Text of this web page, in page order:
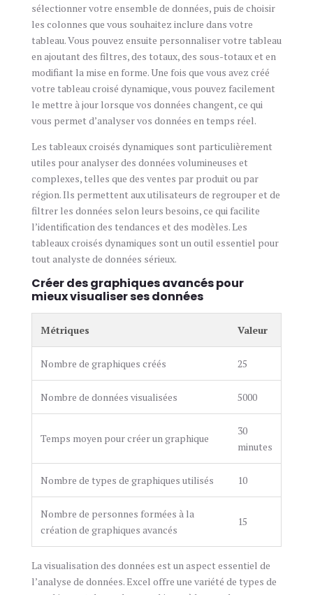
sélectionner votre ensemble de données, puis de choisir
les colonnes que vous souhaitez inclure dans votre
tableau. Vous pouvez ensuite personnaliser votre tableau
en ajoutant des filtres, des totaux, des sous-totaux et en
modifiant la mise en forme. Une fois que vous avez créé
votre tableau croisé dynamique, vous pouvez facilement
le mettre à jour lorsque vos données changent, ce qui
vous permet d’analyser vos données en temps réel.
Les tableaux croisés dynamiques sont particulièrement
utiles pour analyser des données volumineuses et
complexes, telles que des ventes par produit ou par
région. Ils permettent aux utilisateurs de regrouper et de
filtrer les données selon leurs besoins, ce qui facilite
l’identification des tendances et des modèles. Les
tableaux croisés dynamiques sont un outil essentiel pour
tout analyste de données sérieux.
Créer des graphiques avancés pour
mieux visualiser ses données
Métriques Valeur
Nombre de graphiques créés 25
Nombre de données visualisées 5000
Temps moyen pour créer un graphique
30
minutes
Nombre de types de graphiques utilisés 10
Nombre de personnes formées à la
création de graphiques avancés
15
La visualisation des données est un aspect essentiel de
l’analyse de données. Excel offre une variété de types de